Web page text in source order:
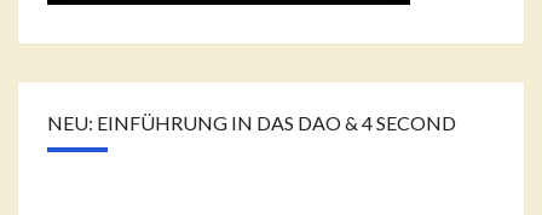
NEU: EINFÜHRUNG IN DAS DAO & 4 SECOND